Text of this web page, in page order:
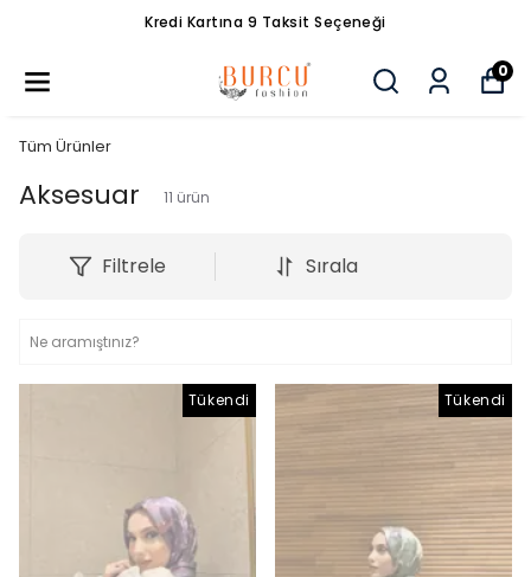
Kredi Kartına 9 Taksit Seçeneği
0
Tüm Ürünler
Aksesuar 11 ürün
Filtrele Sırala
Tükendi Tükendi